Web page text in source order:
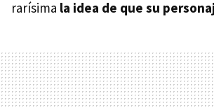
rarísima la idea de que su